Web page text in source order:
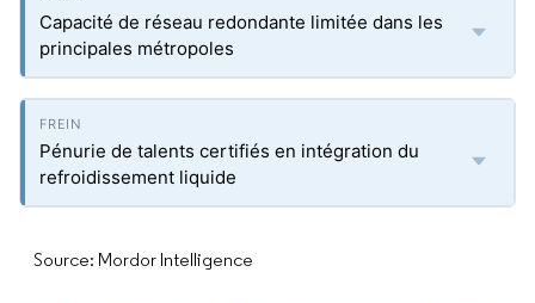
Capacité de réseau redondante limitée dans les
principales métropoles
Pénurie de talents certifiés en intégration du
refroidissement liquide
Source: Mordor Intelligence